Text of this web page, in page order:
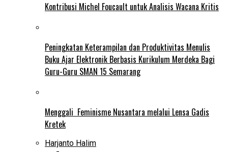
Kontribusi Michel Foucault untuk Analisis Wacana Kritis
Peningkatan Keterampilan dan Produktivitas Menulis
Buku Ajar Elektronik Berbasis Kurikulum Merdeka Bagi
Guru-Guru SMAN 15 Semarang
Menggali Feminisme Nusantara melalui Lensa Gadis
Kretek
Harjanto Halim